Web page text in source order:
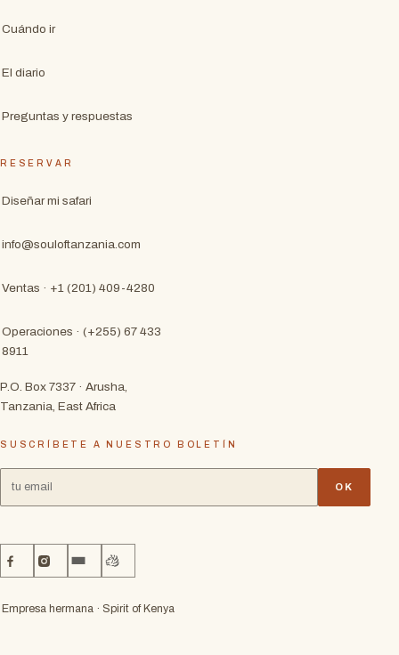
Cuándo ir
El diario
Preguntas y respuestas
RESERVAR
Diseñar mi safari
info@souloftanzania.com
Ventas · +1 (201) 409-4280
Operaciones · (+255) 67 433
8911
P.O. Box 7337 · Arusha,
Tanzania, East Africa
SUSCRÍBETE A NUESTRO BOLETÍN
OK
Empresa hermana · Spirit of Kenya